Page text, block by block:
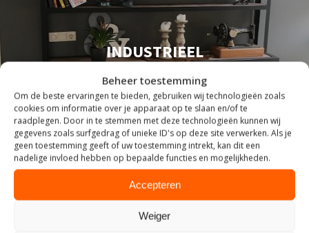
Beheer toestemming
Om de beste ervaringen te bieden, gebruiken wij technologieën zoals
cookies om informatie over je apparaat op te slaan en/of te
raadplegen. Door in te stemmen met deze technologieën kunnen wij
gegevens zoals surfgedrag of unieke ID's op deze site verwerken. Als je
geen toestemming geeft of uw toestemming intrekt, kan dit een
nadelige invloed hebben op bepaalde functies en mogelijkheden.
Accepteren
Weiger
INDUSTRIEEL